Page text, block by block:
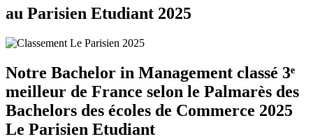
au Parisien Etudiant 2025
Notre Bachelor in Management classé 3ᵉ
meilleur de France selon le Palmarès des
Bachelors des écoles de Commerce 2025
Le Parisien Etudiant